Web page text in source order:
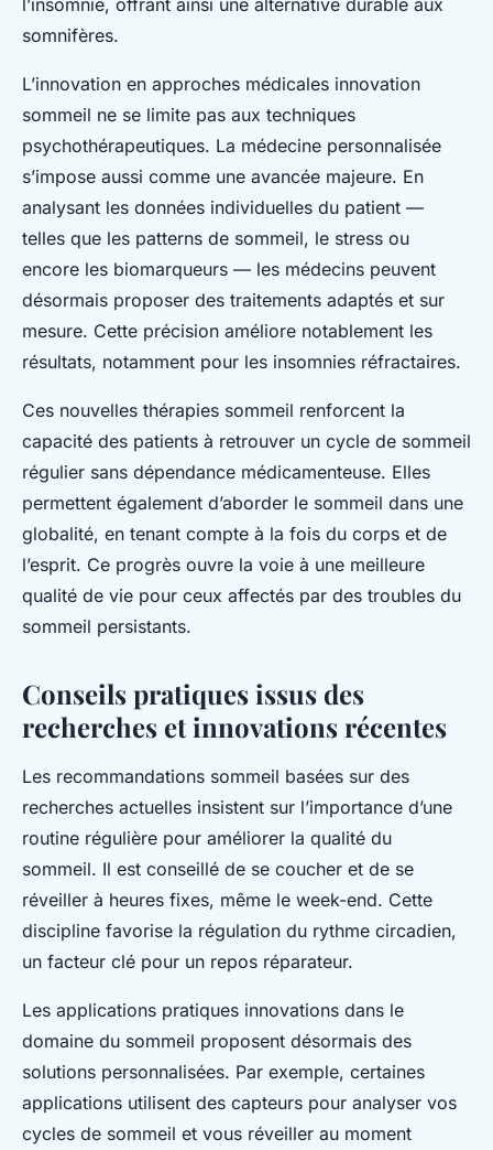
l’insomnie, offrant ainsi une alternative durable aux
somnifères.
L’innovation en approches médicales innovation
sommeil ne se limite pas aux techniques
psychothérapeutiques. La médecine personnalisée
s’impose aussi comme une avancée majeure. En
analysant les données individuelles du patient —
telles que les patterns de sommeil, le stress ou
encore les biomarqueurs — les médecins peuvent
désormais proposer des traitements adaptés et sur
mesure. Cette précision améliore notablement les
résultats, notamment pour les insomnies réfractaires.
Ces nouvelles thérapies sommeil renforcent la
capacité des patients à retrouver un cycle de sommeil
régulier sans dépendance médicamenteuse. Elles
permettent également d’aborder le sommeil dans une
globalité, en tenant compte à la fois du corps et de
l’esprit. Ce progrès ouvre la voie à une meilleure
qualité de vie pour ceux affectés par des troubles du
sommeil persistants.
Conseils pratiques issus des
recherches et innovations récentes
Les recommandations sommeil basées sur des
recherches actuelles insistent sur l’importance d’une
routine régulière pour améliorer la qualité du
sommeil. Il est conseillé de se coucher et de se
réveiller à heures fixes, même le week-end. Cette
discipline favorise la régulation du rythme circadien,
un facteur clé pour un repos réparateur.
Les applications pratiques innovations dans le
domaine du sommeil proposent désormais des
solutions personnalisées. Par exemple, certaines
applications utilisent des capteurs pour analyser vos
cycles de sommeil et vous réveiller au moment